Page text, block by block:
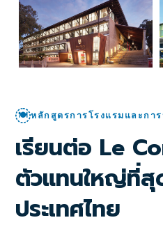
🍽 หลักสูตรการโรงแรมและกา
เรียนต่อ Le
ตัวแทนใหญ่ที่สุ
ประเทศไทย